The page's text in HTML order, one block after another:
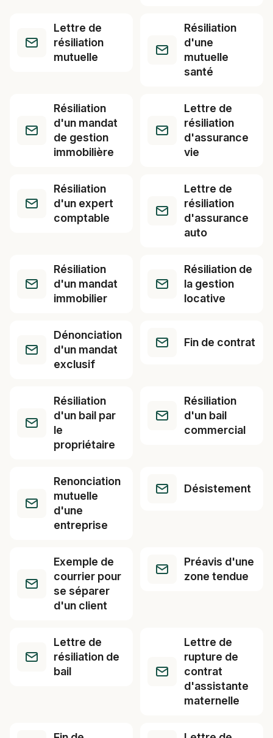
Lettre de
résiliation
mutuelle
Résiliation
d'une
mutuelle
santé
Résiliation
d'un mandat
de gestion
immobilière
Lettre de
résiliation
d'assurance
vie
Résiliation
d'un expert
comptable
Lettre de
résiliation
d'assurance
auto
Résiliation
d'un mandat
immobilier
Résiliation de
la gestion
locative
Dénonciation
d'un mandat
exclusif
Fin de contrat
Résiliation
d'un bail par
le
propriétaire
Résiliation
d'un bail
commercial
Renonciation
mutuelle
d'une
entreprise
Désistement
Exemple de
courrier pour
se séparer
d'un client
Préavis d'une
zone tendue
Lettre de
résiliation de
bail
Lettre de
rupture de
contrat
d'assistante
maternelle